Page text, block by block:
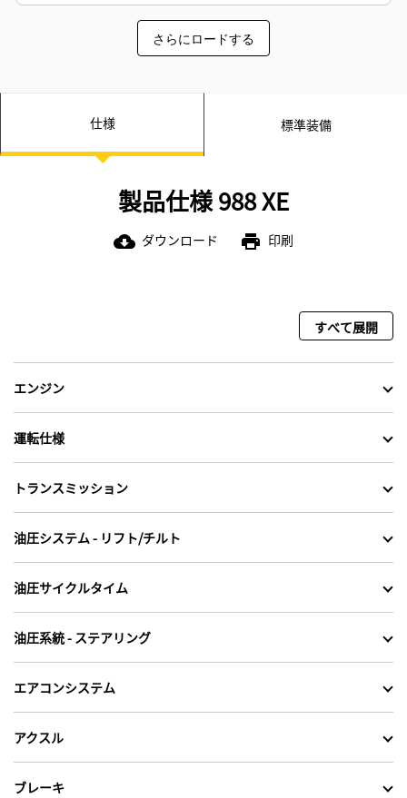
最大限の応答性を実現します。
便利で応答性が高い電気油圧式コン
トロールでオペレータの生産性向上
優れた掘削能力、バケットフィルフ
リンケージ上部の視認性が向上して
さらにロードする
仕様 標準装備
製品仕様 988 XE
cloud_download ダウンロード print 印刷
すべて展開
エンジン
運転仕様
トランスミッション
油圧システム - リフト/チルト
油圧サイクルタイム
油圧系統 - ステアリング
エアコンシステム
アクスル
ブレーキ